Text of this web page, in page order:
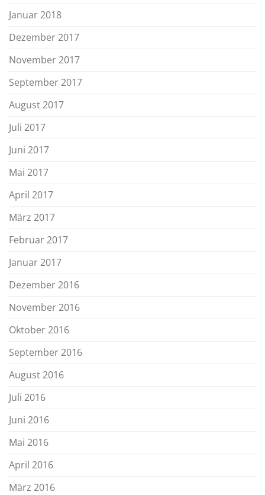
Januar 2018
Dezember 2017
November 2017
September 2017
August 2017
Juli 2017
Juni 2017
Mai 2017
April 2017
März 2017
Februar 2017
Januar 2017
Dezember 2016
November 2016
Oktober 2016
September 2016
August 2016
Juli 2016
Juni 2016
Mai 2016
April 2016
März 2016